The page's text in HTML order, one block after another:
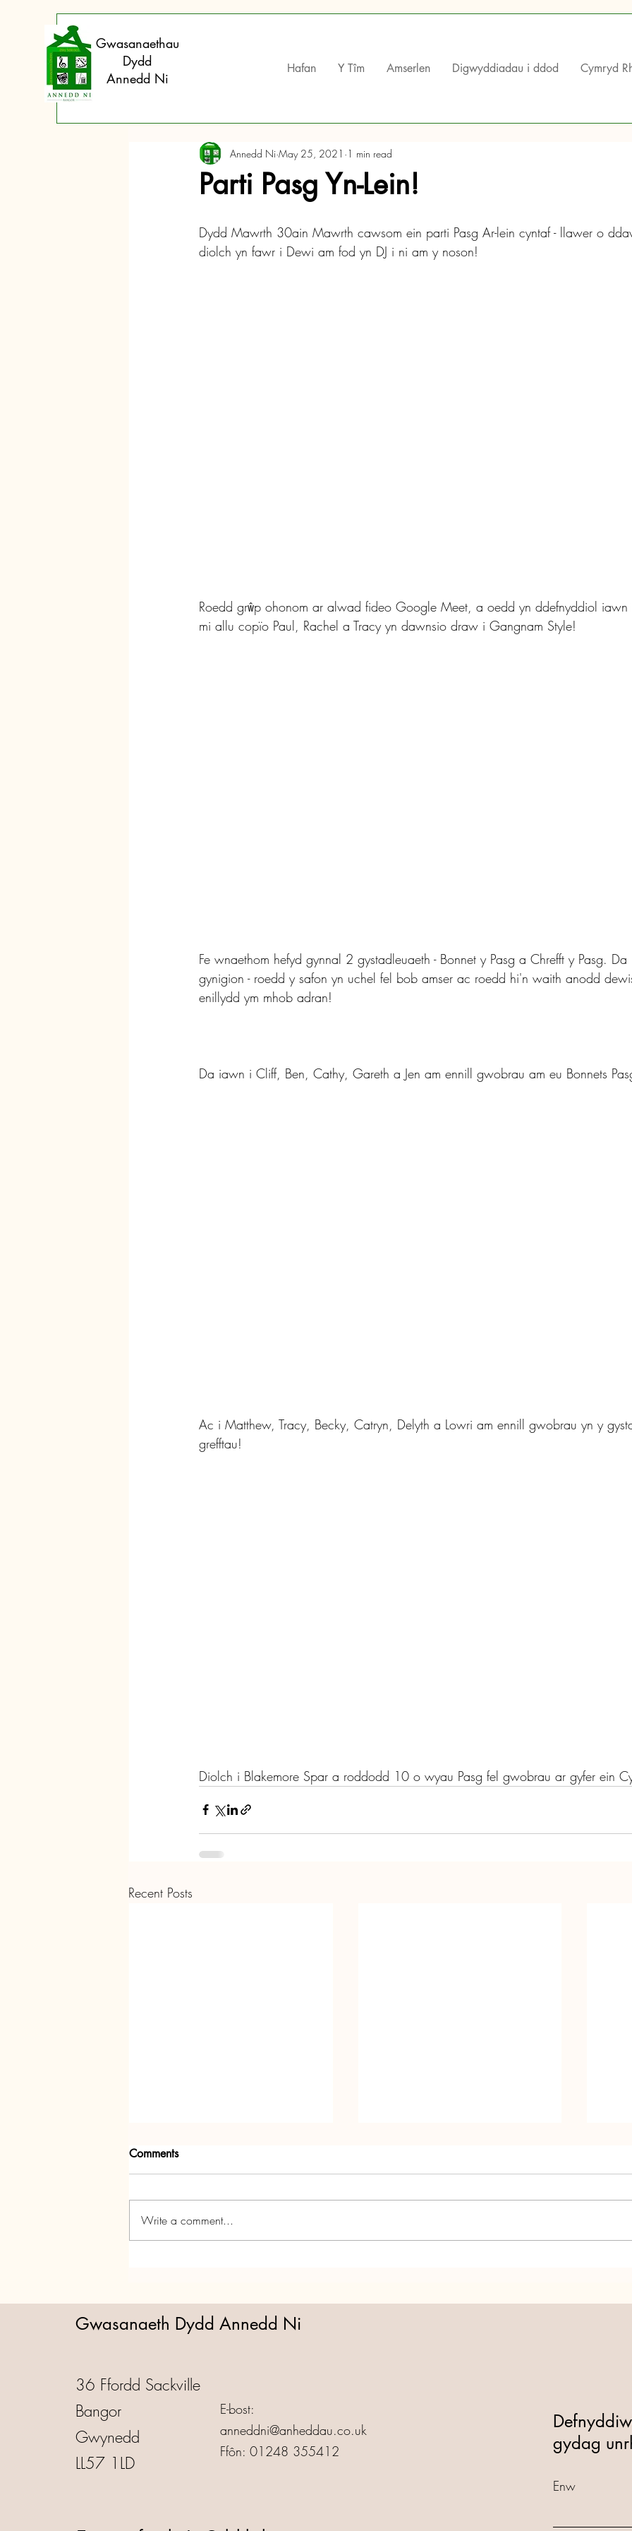
Gwasanaethau
Dydd
Annedd Ni
Hafan Y Tîm Amserlen Digwyddiadau i ddod Cymryd
Parti Pasg Yn-Lein!
Annedd Ni May 25, 2021 1 min read
Dydd Mawrth 30ain Mawrth cawsom ein parti Pasg Ar-lein cyntaf - llawer o
diolch yn fawr i Dewi am fod yn DJ i ni am y noson!
Roedd grŵp ohonom ar alwad fideo Google Meet, a oedd yn ddefnyddiol
mi allu copïo Paul, Rachel a Tracy yn dawnsio draw i Gangnam Style!
Fe wnaethom hefyd gynnal 2 gystadleuaeth - Bonnet y Pasg a Chrefft y Pasg.
gynigion - roedd y safon yn uchel fel bob amser ac roedd hi'n waith anodd
enillydd ym mhob adran!
Da iawn i Cliff, Ben, Cathy, Gareth a Jen am ennill gwobrau am eu Bonnets
Ac i Matthew, Tracy, Becky, Catryn, Delyth a Lowri am ennill gwobrau yn y
grefftau!
Diolch i Blakemore Spar a roddodd 10 o wyau Pasg fel gwobrau ar gyfer ein
Recent Posts
Comments
Write a comment...
Gwasanaeth Dydd Annedd Ni
36 Ffordd Sackville
Bangor
Gwynedd
LL57 1LD
E-bost:
anneddni@anheddau.co.uk
Ffôn: 01248 355412
gydag
Enw